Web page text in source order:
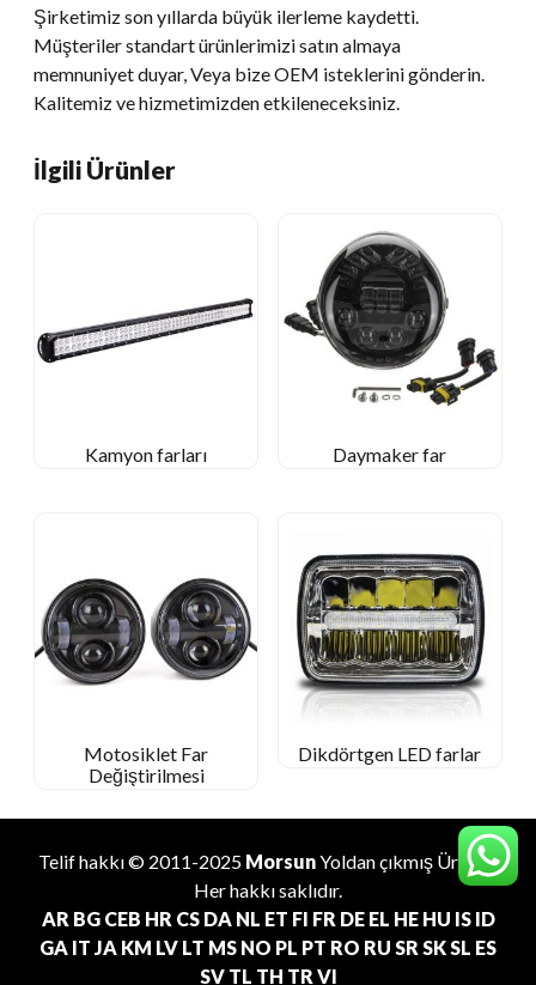
Şirketimiz son yıllarda büyük ilerleme kaydetti.
Müşteriler standart ürünlerimizi satın almaya
memnuniyet duyar, Veya bize OEM isteklerini gönderin.
Kalitemiz ve hizmetimizden etkileneceksiniz.
İlgili Ürünler
Kamyon farları Daymaker far
Motosiklet Far
Değiştirilmesi
Dikdörtgen LED farlar
Telif hakkı © 2011-2025 MorsunYoldan çıkmış Üretici.
Her hakkı saklıdır.
AR BG CEB HR CS DA NL ET FI FR DE EL HE HU IS ID
GA IT JA KM LV LT MS NO PL PT RO RU SR SKSL ES
SV TL TH TR VI